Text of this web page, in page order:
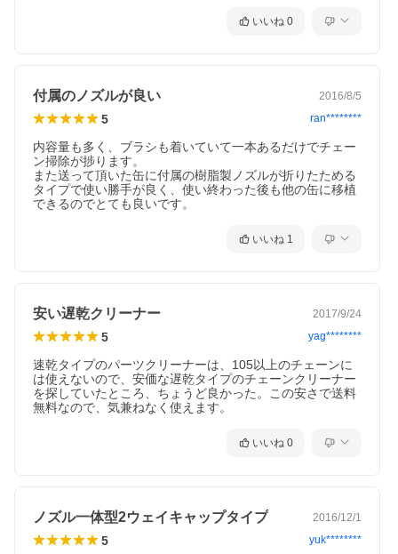
2WAYキャップで、ノズルがキャップと一体化しているので、ノズ
ルをなくす心配がありません。広範囲に噴射したいときは、ノズ
ルを閉じて、狭所に狙って噴射したいときはノズルを上げてスプ
レーします。
いいね 0
付属のノズルが良い 2016/8/5
5 ran********
内容量も多く、ブラシも着いていて一本あるだけでチェー
ン掃除が捗ります。
また送って頂いた缶に付属の樹脂製ノズルが折りたためる
タイプで使い勝手が良く、使い終わった後も他の缶に移植
できるのでとても良いです。
いいね 1
安い遅乾クリーナー 2017/9/24
5 yag********
速乾タイプのパーツクリーナーは、105以上のチェーンに
は使えないので、安価な遅乾タイプのチェーンクリーナー
を探していたところ、ちょうど良かった。この安さで送料
無料なので、気兼ねなく使えます。
いいね 0
ノズル一体型2ウェイキャップタイプ 2016/12/1
5 yuk********